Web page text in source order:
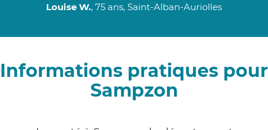
Louise W., 75 ans, Saint-Alban-Auriolles
Informations pratiques pour
Sampzon